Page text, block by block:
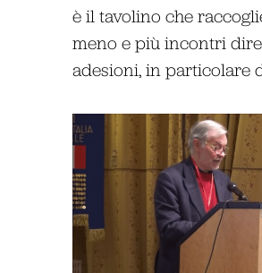
è il tavolino che
meno e più incontri
adesioni, in particolare